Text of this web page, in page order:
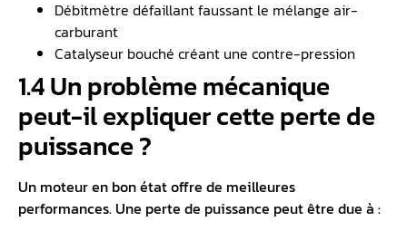
Débitmètre défaillant faussant le mélange air-
carburant
Catalyseur bouché créant une contre-pression
1.4 Un problème mécanique
peut-il expliquer cette perte de
puissance ?
Un moteur en bon état offre de meilleures
performances. Une perte de puissance peut être due à :